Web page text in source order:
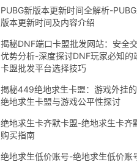
PUBG新版本更新时间全解析-
版本更新时间及内容介绍
揭秘DNF端口卡盟批发网站：安全
优势分析-深度探讨DNF玩家必知的
卡盟批发平台选择技巧
揭秘449绝地求生卡盟：游戏外挂
绝地求生卡盟与游戏公平性探讨
绝地求生卡齐默卡盟-绝地求生卡齐
购买指南
绝地求生低价账号-绝地求生低价账